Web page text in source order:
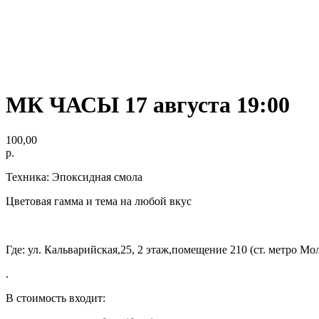
МК ЧАСЫ 17 августа 19:00
100,00
р.
Техника: Эпоксидная смола
Цветовая гамма и тема на любой вкус
Где: ул. Кальварийская,25, 2 этаж,помещение 210 (ст. метро
.
В стоимость входит: